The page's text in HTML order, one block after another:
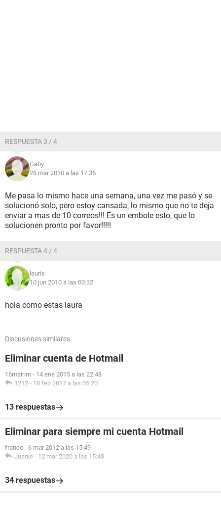
RESPUESTA 3 / 4
Gaby
28 mar 2010 a las 17:35
Me pasa lo mismo hace una semana, una vez me pasó y se
solucionó solo, pero estoy cansada, lo mismo que no te deja
enviar a mas de 10 correos!!! Es un embole esto, que lo
solucionen pronto por favor!!!!!
RESPUESTA 4 / 4
lauris
10 jun 2010 a las 03:32
hola como estas laura
Discusiones similares
Eliminar cuenta de Hotmail
16mairim - 14 ene 2015 a las 22:48
1212 - 18 feb 2017 a las 05:20
13 respuestas
Eliminar para siempre mi cuenta Hotmail
franco - 6 mar 2012 a las 15:49
Juanje - 12 mar 2020 a las 15:48
34 respuestas